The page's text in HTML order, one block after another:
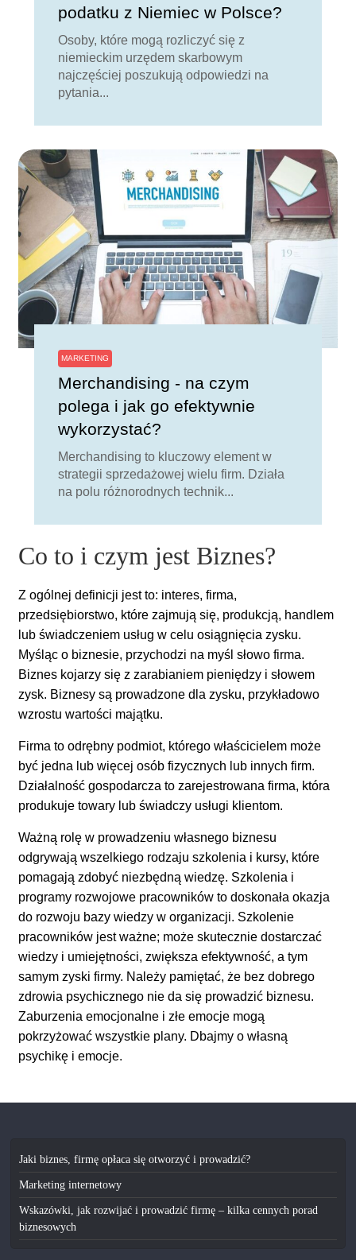
podatku z Niemiec w Polsce?
Osoby, które mogą rozliczyć się z
niemieckim urzędem skarbowym
najczęściej poszukują odpowiedzi na
pytania...
MARKETING
Merchandising - na czym
polega i jak go efektywnie
wykorzystać?
Merchandising to kluczowy element w
strategii sprzedażowej wielu firm. Działa
na polu różnorodnych technik...
Co to i czym jest Biznes?
Z ogólnej definicji jest to: interes, firma,
przedsiębiorstwo, które zajmują się, produkcją, handlem
lub świadczeniem usług w celu osiągnięcia zysku.
Myśląc o biznesie, przychodzi na myśl słowo firma.
Biznes kojarzy się z zarabianiem pieniędzy i słowem
zysk. Biznesy są prowadzone dla zysku, przykładowo
wzrostu wartości majątku.
Firma to odrębny podmiot, którego właścicielem może
być jedna lub więcej osób fizycznych lub innych firm.
Działalność gospodarcza to zarejestrowana firma, która
produkuje towary lub świadczy usługi klientom.
Ważną rolę w prowadzeniu własnego biznesu
odgrywają wszelkiego rodzaju szkolenia i kursy, które
pomagają zdobyć niezbędną wiedzę. Szkolenia i
programy rozwojowe pracowników to doskonała okazja
do rozwoju bazy wiedzy w organizacji. Szkolenie
pracowników jest ważne; może skutecznie dostarczać
wiedzy i umiejętności, zwiększa efektywność, a tym
samym zyski firmy. Należy pamiętać, że bez dobrego
zdrowia psychicznego nie da się prowadzić biznesu.
Zaburzenia emocjonalne i złe emocje mogą
pokrzyżować wszystkie plany. Dbajmy o własną
psychikę i emocje.
Jaki biznes, firmę opłaca się otworzyć i prowadzić?
Marketing internetowy
Wskazówki, jak rozwijać i prowadzić firmę – kilka cennych porad
biznesowych